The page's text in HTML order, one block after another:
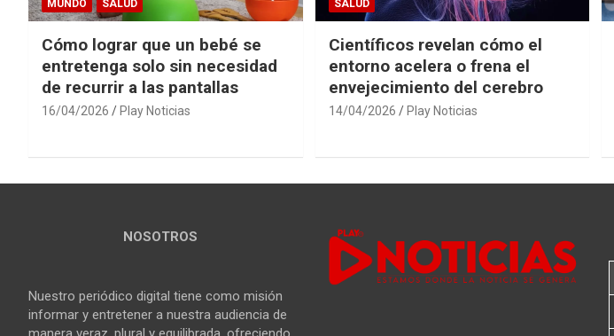
MUNDO SALUD
Cómo lograr que un bebé se
entretenga solo sin necesidad
de recurrir a las pantallas
16/04/2026 Play Noticias
SALUD
Científicos revelan cómo el
entorno acelera o frena el
envejecimiento del cerebro
14/04/2026 Play Noticias
NOSOTROS
Nuestro periódico digital tiene como misión
informar y entretener a nuestra audiencia de